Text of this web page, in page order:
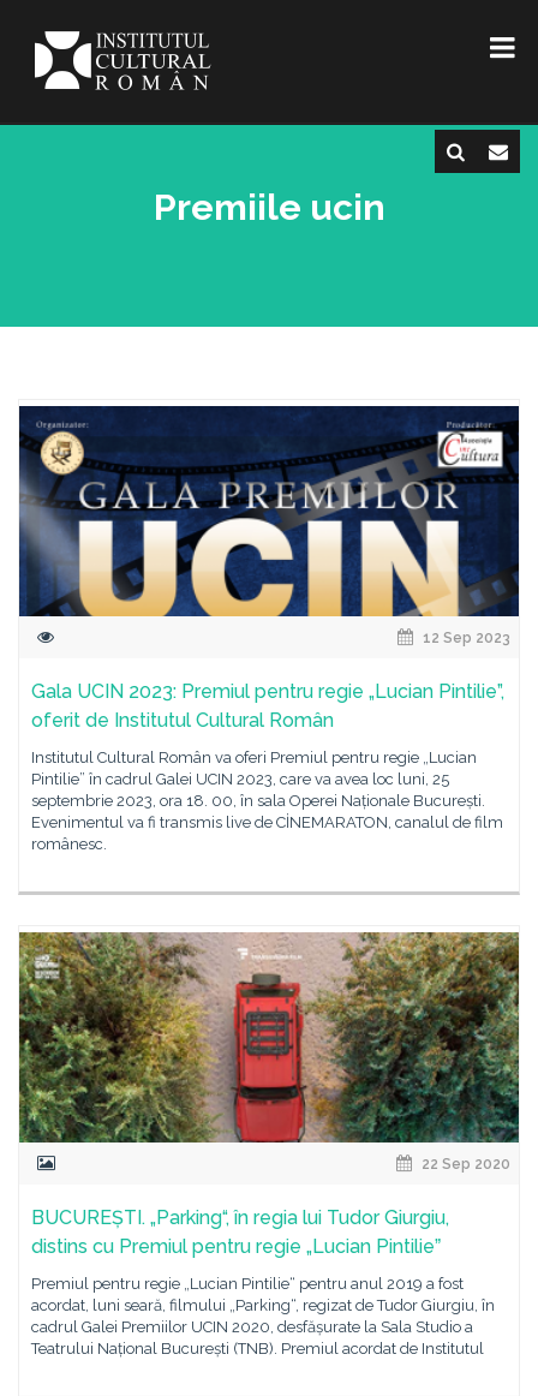
Premiile ucin
12 Sep 2023
Gala UCIN 2023: Premiul pentru regie „Lucian Pintilie”,
oferit de Institutul Cultural Român
Institutul Cultural Român va oferi Premiul pentru regie „Lucian
Pintilie” în cadrul Galei UCIN 2023, care va avea loc luni, 25
septembrie 2023, ora 18. 00, în sala Operei Naționale București.
Evenimentul va fi transmis live de CİNEMARATON, canalul de film
românesc.
22 Sep 2020
BUCUREȘTI. „Parking“, în regia lui Tudor Giurgiu,
distins cu Premiul pentru regie „Lucian Pintilieˮ
Premiul pentru regie „Lucian Pintilie“ pentru anul 2019 a fost
acordat, luni seară, filmului „Parking“, regizat de Tudor Giurgiu, în
cadrul Galei Premiilor UCIN 2020, desfășurate la Sala Studio a
Teatrului Național București (TNB). Premiul acordat de Institutul